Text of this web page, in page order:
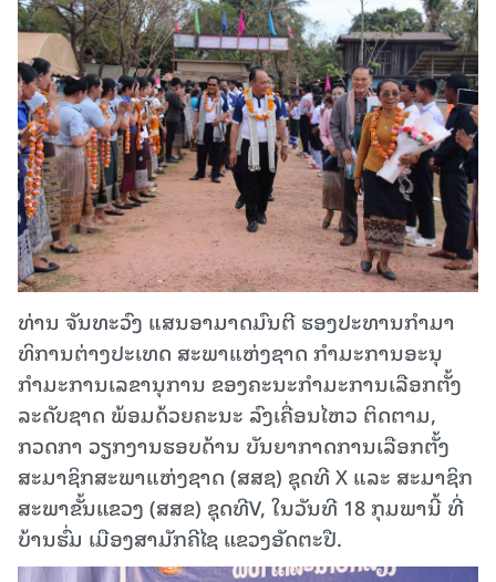
ທ່ານ ຈັນທະວົງ ແສນອາມາດມົນຕີ ຮອງປະທານກໍາມາ
ທິການຕ່າງປະເທດ ສະພາແຫ່ງຊາດ ກໍາມະການອະນຸ
ກໍາມະການເລຂານຸການ ຂອງຄະນະກໍາມະການເລືອກຕັ້ງ
ລະດັບຊາດ ພ້ອມດ້ວຍຄະນະ ລົງເຄື່ອນໄຫວ ຕິດຕາມ,
ກວດກາ ວຽກງານຮອບດ້ານ ບັນຍາກາດການເລືອກຕັ້ງ
ສະມາຊິກສະພາແຫ່ງຊາດ (ສສຊ) ຊຸດທີ X ແລະ ສະມາຊິກ
ສະພາຂັ້ນແຂວງ (ສສຂ) ຊຸດທີV, ໃນວັນທີ 18 ກຸມພານີ້ ທີ່
ບ້ານຮົ່ມ ເມືອງສາມັກຄີໄຊ ແຂວງອັດຕະປື.